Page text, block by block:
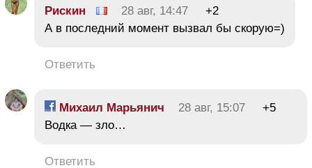
Рискин 28 авг, 14:47
+2
А в последний момент вызвал бы скорую=)
Ответить
Михаил Марьянич 28 авг, 15:07
+5
Водка — зло…
Ответить